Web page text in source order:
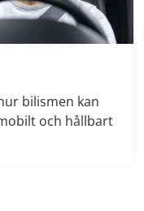
bilismen kan
och hållbart